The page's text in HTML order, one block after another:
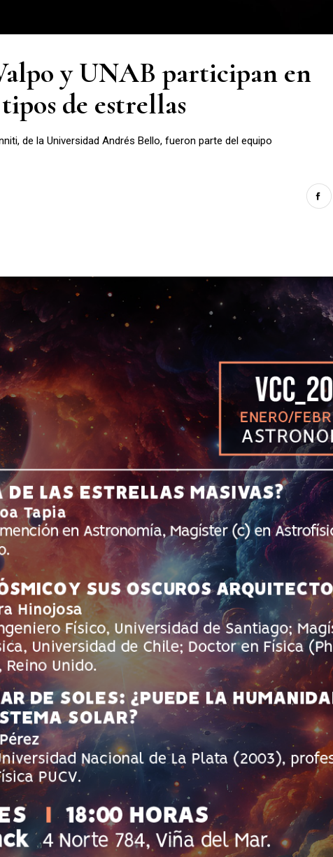
y UNAB participan en
de estrellas
de la Universidad Andrés Bello, fueron parte del equipo